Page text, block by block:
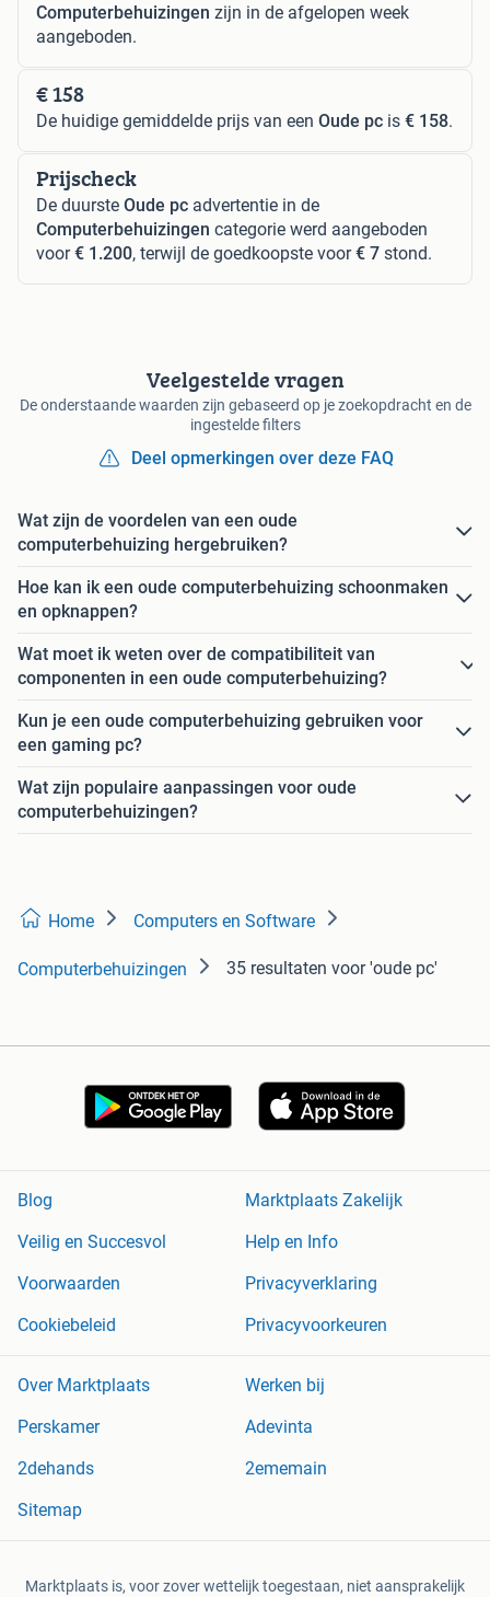
Computerbehuizingen zijn in de afgelopen week
aangeboden.
€ 158
De huidige gemiddelde prijs van een Oude pc is € 158.
Prijscheck
De duurste Oude pc advertentie in de
Computerbehuizingen categorie werd aangeboden
voor€ 1.200, terwijl de goedkoopste voor€ 7 stond.
Veelgestelde vragen
De onderstaande waarden zijn gebaseerd op je zoekopdracht en de
ingestelde filters
Deel opmerkingen over deze FAQ
Wat zijn de voordelen van een oude
computerbehuizing hergebruiken?
Hoe kan ik een oude computerbehuizing schoonmaken
en opknappen?
Wat moet ik weten over de compatibiliteit van
componenten in een oude computerbehuizing?
Kun je een oude computerbehuizing gebruiken voor
een gaming pc?
Wat zijn populaire aanpassingen voor oude
computerbehuizingen?
Home Computers en Software
Computerbehuizingen 35 resultaten voor 'oude pc'
Blog
Marktplaats Zakelijk
Veilig en Succesvol
Help en Info
Voorwaarden
Privacyverklaring
Cookiebeleid
Privacyvoorkeuren
Over Marktplaats
Werken bij
Perskamer
Adevinta
2dehands
2ememain
Sitemap
Marktplaats is, voor zover wettelijk toegestaan, niet aansprakelijk